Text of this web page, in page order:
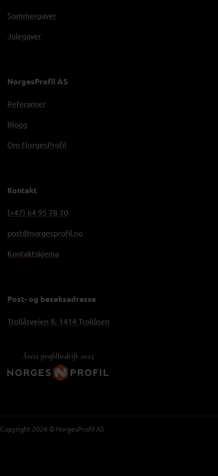
Sommergaver
Julegaver
NorgesProfil AS
Referanser
Blogg
Om NorgesProfil
Kontakt
(+47) 64 95 78 70
post@norgesprofil.no
Kontaktskjema
Post- og besøksadresse
Trollåsveien 8, 1414 Trollåsen
Copyright 2026 © NorgesProfil AS